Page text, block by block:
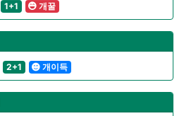
1+1 개꿀
2+1 개이득